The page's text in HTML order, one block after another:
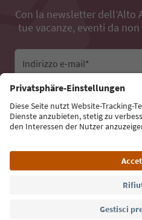
Con la newsletter dell’Alto
tue vacanze, eventi da
Indirizzo e-mail*
Iscriviti